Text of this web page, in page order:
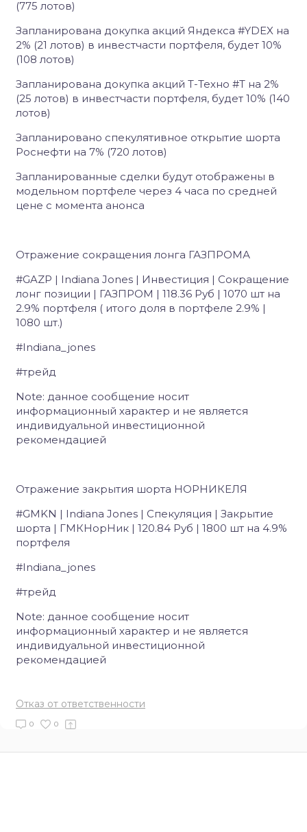
(775 лотов)
Запланирована докупка акций Яндекса #YDEX на
2% (21 лотов) в инвестчасти портфеля, будет 10%
(108 лотов)
Запланирована докупка акций Т-Техно #T на 2%
(25 лотов) в инвестчасти портфеля, будет 10% (140
лотов)
Запланировано спекулятивное открытие шорта
Роснефти на 7% (720 лотов)
Запланированные сделки будут отображены в
модельном портфеле через 4 часа по средней
цене с момента анонса
Отражение сокращения лонга ГАЗПРОМА
#GAZP | Indiana Jones | Инвестиция | Сокращение
лонг позиции | ГАЗПРОМ | 118.36 Руб | 1070 шт на
2.9% портфеля ( итого доля в портфеле 2.9% |
1080 шт.)
#Indiana_jones
#трейд
Note: данное сообщение носит
информационный характер и не является
индивидуальной инвестиционной
рекомендацией
Отражение закрытия шорта НОРНИКЕЛЯ
#GMKN | Indiana Jones | Спекуляция | Закрытие
шорта | ГМКНорНик | 120.84 Руб | 1800 шт на 4.9%
портфеля
#Indiana_jones
#трейд
Note: данное сообщение носит
информационный характер и не является
индивидуальной инвестиционной
рекомендацией
Отказ от ответственности
0 0